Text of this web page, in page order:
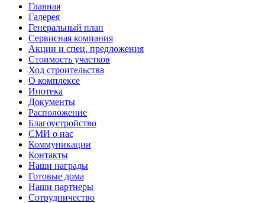
Главная
Галерея
Генеральный план
Сервисная компания
Акции и спец. предложения
Стоимость участков
Ход строительства
О комплексе
Ипотека
Документы
Расположение
Благоустройство
СМИ о нас
Коммуникации
Контакты
Наши награды
Готовые дома
Наши партнеры
Сотрудничество